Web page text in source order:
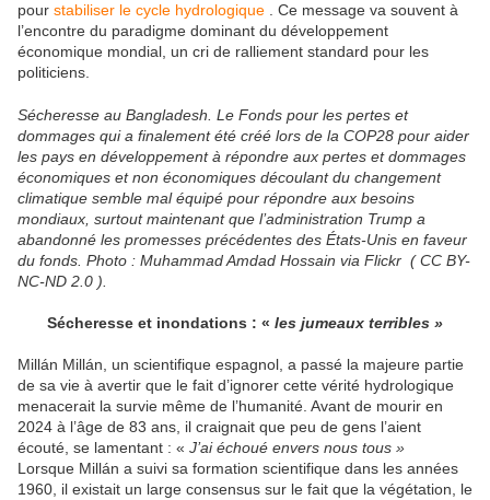
pour stabiliser le cycle hydrologique . Ce message va souvent à
l’encontre du paradigme dominant du développement
économique mondial, un cri de ralliement standard pour les
politiciens.
Sécheresse au Bangladesh. Le Fonds pour les pertes et
dommages qui a finalement été créé lors de la COP28 pour aider
les pays en développement à répondre aux pertes et dommages
économiques et non économiques découlant du changement
climatique semble mal équipé pour répondre aux besoins
mondiaux, surtout maintenant que l’administration Trump a
abandonné les promesses précédentes des États-Unis en faveur
du fonds. Photo : Muhammad Amdad Hossain via Flickr ( CC BY-
NC-ND 2.0 ).
Sécheresse et inondations : « les jumeaux terribles »
Millán Millán, un scientifique espagnol, a passé la majeure partie
de sa vie à avertir que le fait d’ignorer cette vérité hydrologique
menacerait la survie même de l’humanité. Avant de mourir en
2024 à l’âge de 83 ans, il craignait que peu de gens l’aient
écouté, se lamentant : « J’ai échoué envers nous tous »
Lorsque Millán a suivi sa formation scientifique dans les années
1960, il existait un large consensus sur le fait que la végétation, le